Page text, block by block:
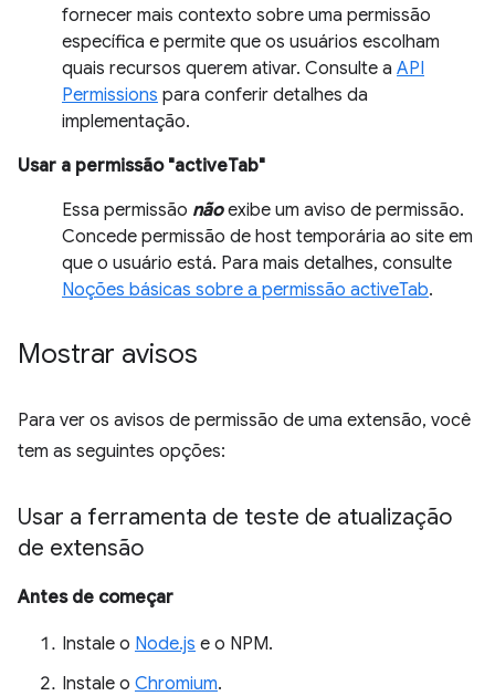
fornecer mais contexto sobre uma permissão
específica e permite que os usuários escolham
quais recursos querem ativar. Consulte a API
Permissions para conferir detalhes da
implementação.
Usar a permissão "activeTab"
Essa permissão nãoexibe um aviso de permissão.
Concede permissão de host temporária ao site em
que o usuário está. Para mais detalhes, consulte
Noções básicas sobre a permissão activeTab.
Mostrar avisos
Para ver os avisos de permissão de uma extensão, você
tem as seguintes opções:
Usar a ferramenta de teste de atualização
de extensão
Antes de começar
Instale o Node.js e o NPM.
Instale o Chromium.